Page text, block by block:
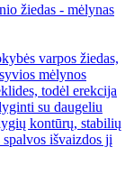
varpos žiedas,
mėlynos
todėl erekcija
su daugeliu
kontūrų, stabilių
išvaizdos jį